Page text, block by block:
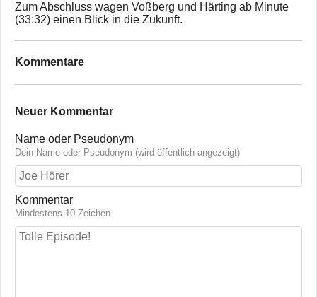
Zum Abschluss wagen Voßberg und Härting ab Minute
(33:32) einen Blick in die Zukunft.
Kommentare
Neuer Kommentar
Name oder Pseudonym
Dein Name oder Pseudonym (wird öffentlich angezeigt)
Kommentar
Mindestens 10 Zeichen